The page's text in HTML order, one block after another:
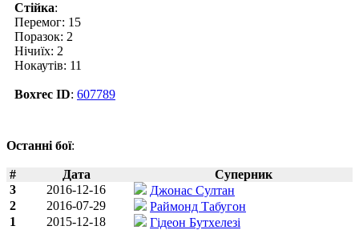
Стійка:
Перемог: 15
Поразок: 2
Нічиїх: 2
Нокаутів: 11
Boxrec ID: 607789
Останні бої:
# Дата
Суперник
3
2016-12-16
Джонас Султан
2
2016-07-29
Раймонд Табугон
1
2015-12-18 Гідеон Бутхелезі